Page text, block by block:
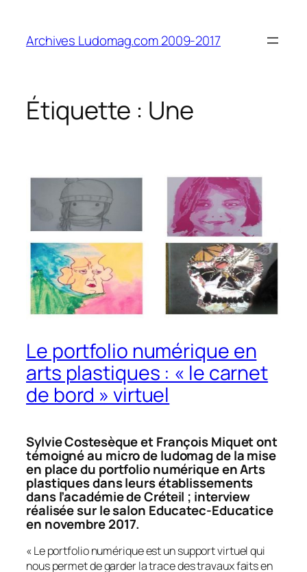
contenu
Archives Ludomag.com 2009-2017
Étiquette : Une
Le portfolio numérique en
arts plastiques : « le carnet
de bord » virtuel
Sylvie Costesèque et François Miquet ont
témoigné au micro de ludomag de la mise
en place du portfolio numérique en Arts
plastiques dans leurs établissements
dans l’académie de Créteil ; interview
réalisée sur le salon Educatec-Educatice
en novembre 2017.
«Le portfolio numérique est un support virtuel qui
nous permet de garder la trace des travaux faits en